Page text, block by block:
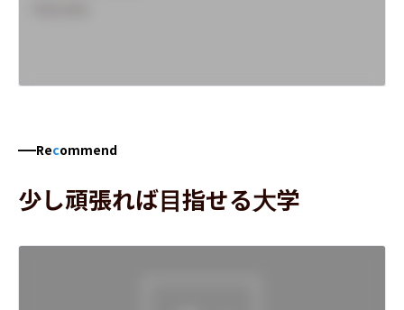
Recommend
少し頑張れば目指せる大学